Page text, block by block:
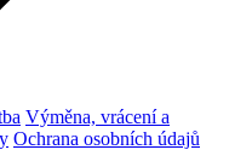
Výměna, vrácení a
Ochrana osobních údajů